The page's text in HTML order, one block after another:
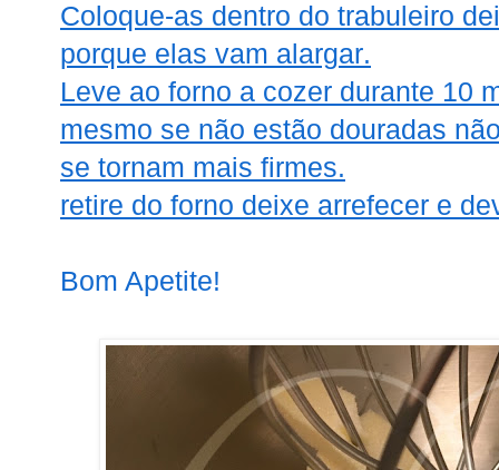
Coloque-as dentro do trabuleiro
porque elas vam alargar.
Leve ao forno a cozer durante 10
mesmo se não estão douradas
se tornam mais firmes.
retire do forno deixe arrefecer e
Bom Apetite!